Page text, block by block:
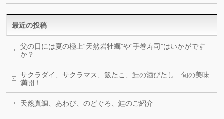
最近の投稿
父の日には夏の極上“天然岩牡蠣”や“手巻寿司”はいかがです
か？
サクラダイ、サクラマス、飯たこ、鮭の酒びたし…旬の美味
満開！
天然真鯛、あわび、のどぐろ、鮭のご紹介